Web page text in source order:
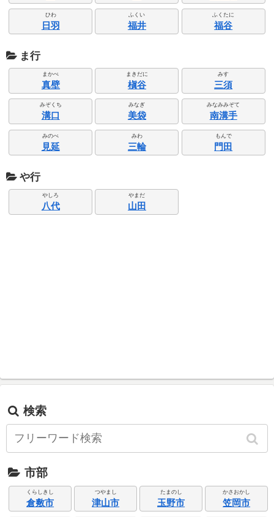
ひわ
日羽
ふくい
福井
ふくたに
福谷
ま行
まかべ
真壁
まきだに
槇谷
みす
三須
みぞくち
溝口
みなぎ
美袋
みなみみぞて
南溝手
みのべ
見延
みわ
三輪
もんで
門田
や行
やしろ
八代
やまだ
山田
検索
市部
くらしきし
倉敷市
つやまし
津山市
たまのし
玉野市
かさおかし
笠岡市